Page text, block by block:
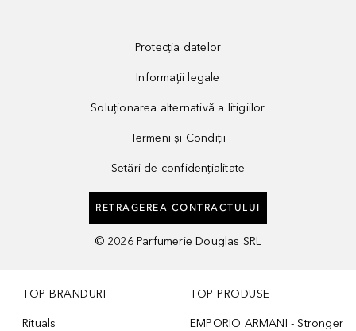
Protecția datelor
Informații legale
Soluționarea alternativă a litigiilor
Termeni și Condiții
Setări de confidențialitate
RETRAGEREA CONTRACTULUI
© 2026 Parfumerie Douglas SRL
TOP BRANDURI
Rituals
TOP PRODUSE
EMPORIO ARMANI - Stronger